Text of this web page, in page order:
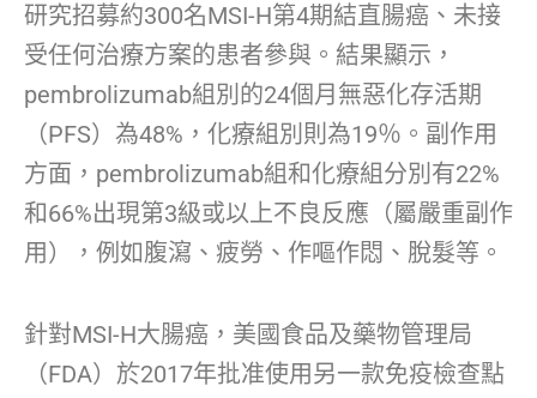
研究招募約300名MSI-H第4期結直腸癌、未接
受任何治療方案的患者參與。結果顯示，
pembrolizumab組別的24個月無惡化存活期
（PFS）為48%，化療組別則為19％。副作用
方面，pembrolizumab組和化療組分別有22%
和66%出現第3級或以上不良反應（屬嚴重副作
用），例如腹瀉、疲勞、作嘔作悶、脫髮等。
針對MSI-H大腸癌，美國食品及藥物管理局
（FDA）於2017年批准使用另一款免疫檢查點